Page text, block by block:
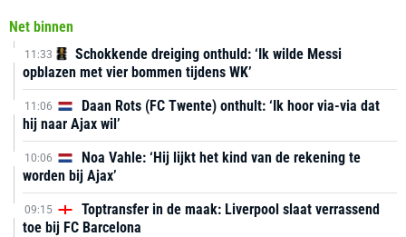
Net binnen
11:33
Schokkende dreiging onthuld: ‘Ik wilde Messi
opblazen met vier bommen tijdens WK’
11:06
Daan Rots (FC Twente) onthult: ‘Ik hoor via-via dat
hij naar Ajax wil’
10:06
Noa Vahle: ‘Hij lijkt het kind van de rekening te
worden bij Ajax’
09:15
Toptransfer in de maak: Liverpool slaat verrassend
toe bij FC Barcelona